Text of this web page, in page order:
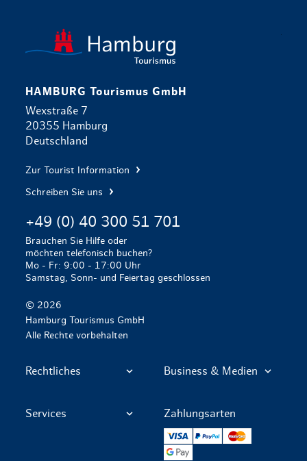
HAMBURG Tourismus GmbH
Wexstraße 7
20355 Hamburg
Deutschland
Zur Tourist Information
Schreiben Sie uns
+49 (0) 40 300 51 701
Brauchen Sie Hilfe oder
möchten telefonisch buchen?
Mo - Fr: 9:00 - 17:00 Uhr
Samstag, Sonn- und Feiertag geschlossen
© 2026
Hamburg Tourismus GmbH
Alle Rechte vorbehalten
Rechtliches Business & Medien
Services Zahlungsarten
VISA PayPal